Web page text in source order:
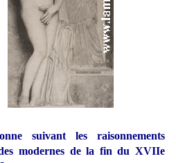
suivant les raisonnements
modernes de la fin du XVIIe